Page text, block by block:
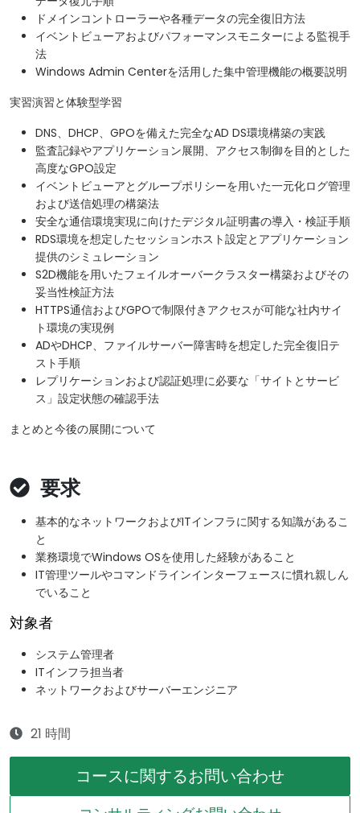
ドメインコントローラーや各種データの完全復旧方法
イベントビューアおよびパフォーマンスモニターによる監視手
法
Windows Admin Centerを活用した集中管理機能の概要説明
実習演習と体験型学習
DNS、DHCP、GPOを備えた完全なAD DS環境構築の実践
監査記録やアプリケーション展開、アクセス制御を目的とした
高度なGPO設定
イベントビューアとグループポリシーを用いた一元化ログ管理
および送信処理の構築法
安全な通信環境実現に向けたデジタル証明書の導入・検証手順
RDS環境を想定したセッションホスト設定とアプリケーション
提供のシミュレーション
S2D機能を用いたフェイルオーバークラスター構築およびその
妥当性検証方法
HTTPS通信およびGPOで制限付きアクセスが可能な社内サイ
ト環境の実現例
ADやDHCP、ファイルサーバー障害時を想定した完全復旧テ
スト手順
レプリケーションおよび認証処理に必要な「サイトとサービ
ス」設定状態の確認手法
まとめと今後の展開について
要求
基本的なネットワークおよびITインフラに関する知識があるこ
と
業務環境でWindows OSを使用した経験があること
IT管理ツールやコマンドラインインターフェースに慣れ親しん
でいること
対象者
システム管理者
ITインフラ担当者
ネットワークおよびサーバーエンジニア
21 時間
コースに関するお問い合わせ